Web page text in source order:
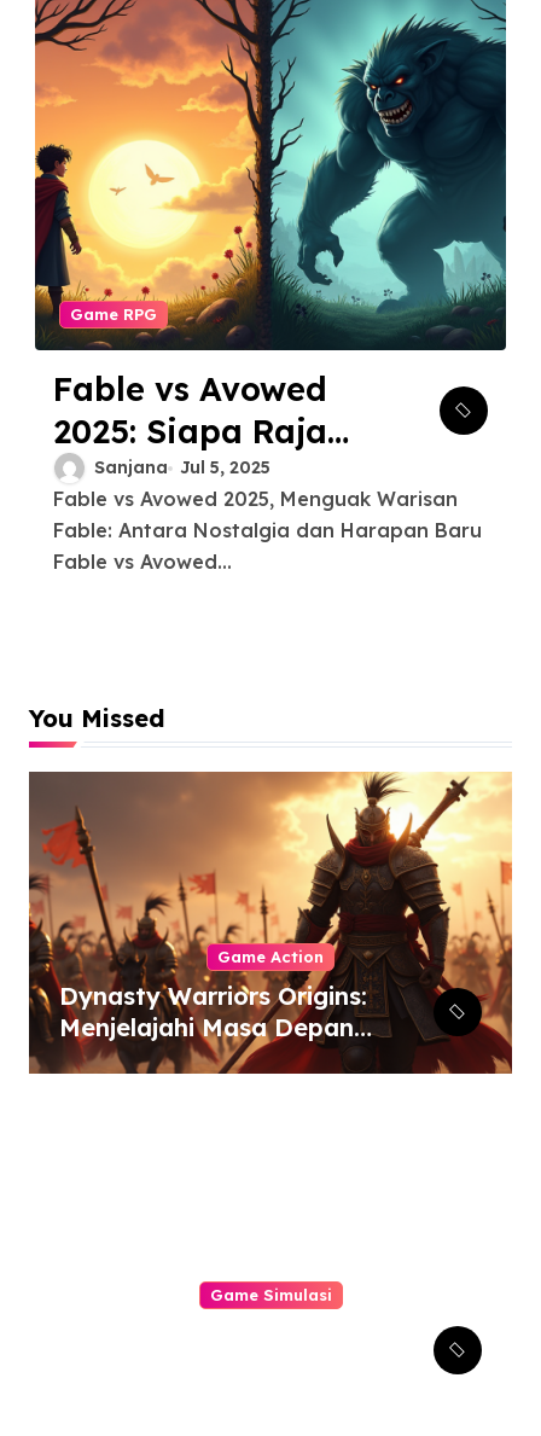
Game RPG
Fable vs Avowed
2025: Siapa Raja
RPG Fantasi
Generasi
Berikutnya?
Sanjana Jul 5, 2025
Fable vs Avowed 2025, Menguak Warisan
Fable: Antara Nostalgia dan Harapan Baru
Fable vs Avowed...
You Missed
Game Action
Dynasty Warriors Origins:
Menjelajahi Masa Depan
Gemilang Genre Hack-
Game Simulasi